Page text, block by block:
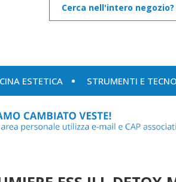
Prodotto
ESTETICA STRUMENTI E